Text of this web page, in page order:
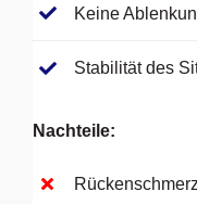
Keine
Stabilität des
Nachteile: